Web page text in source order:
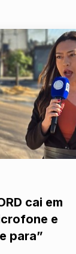
cai em
e
para”